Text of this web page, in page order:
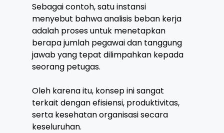
Sebagai contoh, satu instansi
menyebut bahwa analisis beban kerja
adalah proses untuk menetapkan
berapa jumlah pegawai dan tanggung
jawab yang tepat dilimpahkan kepada
seorang petugas.
Oleh karena itu, konsep ini sangat
terkait dengan efisiensi, produktivitas,
serta kesehatan organisasi secara
keseluruhan.